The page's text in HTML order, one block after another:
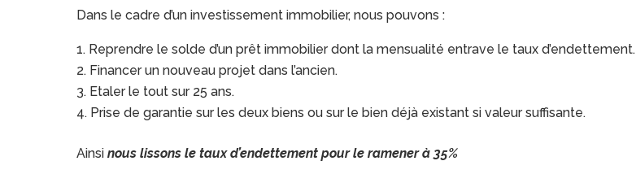
Dans le cadre d’un investissement immobilier, nous pouvons :
Reprendre le solde d’un prêt immobilier dont la mensualité entrave le taux d’endettement.
Financer un nouveau projet dans l’ancien.
Etaler le tout sur 25 ans.
Prise de garantie sur les deux biens ou sur le bien déjà existant si valeur suffisante.
Ainsinous lissons le taux d’endettement pour le ramener à 35%